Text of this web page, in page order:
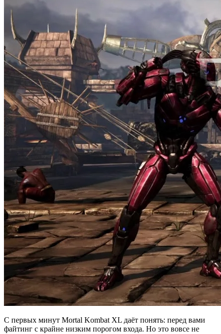
С первых минут Mortal Kombat XL даёт понять: перед вами
файтинг с крайне низким порогом входа. Но это вовсе не